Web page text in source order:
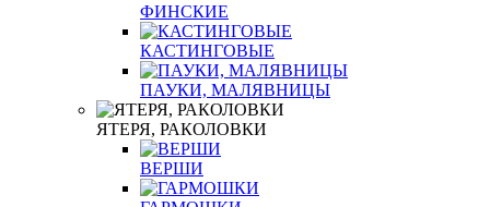
ФИНСКИЕ
КАСТИНГОВЫЕ
ПАУКИ, МАЛЯВНИЦЫ
ЯТЕРЯ, РАКОЛОВКИ
ВЕРШИ